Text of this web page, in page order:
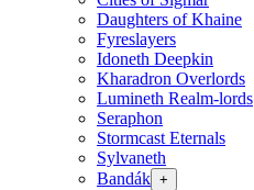
Daughters of Khaine
Fyreslayers
Idoneth Deepkin
Kharadron Overlords
Lumineth Realm-lords
Seraphon
Stormcast Eternals
Sylvaneth
Bandák +